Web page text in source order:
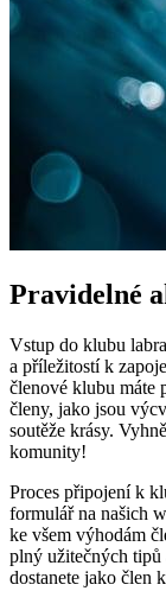
Pravidelné
Vstup do ⁣klubu
a příležitostí k
členové klubu máte
členy, jako⁢ jsou
soutěže⁢ krásy.
komunity!
Proces připojení k
formulář na našich
ke všem‌ výhodám
plný užitečných
dostanete ‍jako člen